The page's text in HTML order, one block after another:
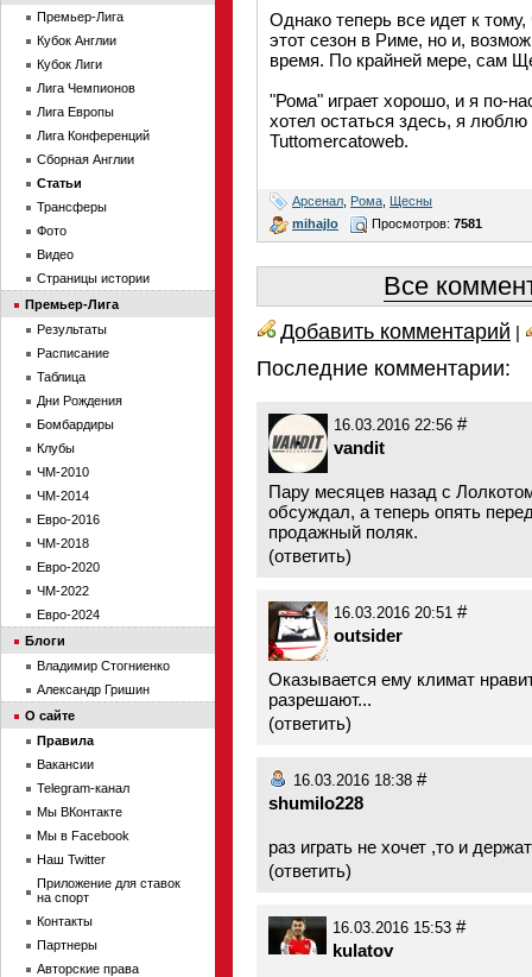
Однако теперь все идет к тому,
этот сезон в Риме, но и,
время. По крайней мере, сам
"Рома" играет хорошо, и я по-
хотел остаться здесь, я
Tuttomercatoweb.
Арсенал Рома Щесны
mihajlo
Просмотров: 7581
Все
Добавить комментарий |
Последние комментарии:
16.03.2016 22:56 #
vandit
Пару месяцев назад с
обсуждал, а теперь опять
продажный поляк.
(ответить)
16.03.2016 20:51 #
outsider
Оказывается ему климат
разрешают...
(ответить)
16.03.2016 18:38 #
shumilo228
раз играть не хочет ,то и
(ответить)
16.03.2016 15:53 #
kulatov
Премьер-Лига
Кубок Англии
Кубок Лиги
Лига Чемпионов
Лига Европы
Лига Конференций
Сборная Англии
Статьи
Трансферы
Фото
Видео
Страницы истории
Премьер-Лига
Результаты
Расписание
Таблица
Дни Рождения
Бомбардиры
Клубы
ЧМ-2010
ЧМ-2014
Евро-2016
ЧМ-2018
Евро-2020
ЧМ-2022
Евро-2024
Блоги
Владимир Стогниенко
Александр Гришин
О сайте
Правила
Вакансии
Telegram-канал
Мы ВКонтакте
Мы в Facebook
Наш Twitter
Приложение для ставок
на спорт
Контакты
Партнеры
Авторские права